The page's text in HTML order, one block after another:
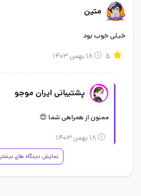
متین
خیلی خوب بود
۱۸ بهمن ۱۴۰۳
پشتیبانی ایران موجو
ممنون از همراهی شما 😍
۱۸ بهمن ۱۴۰۳
نمایش دیدگاه های بیشتر